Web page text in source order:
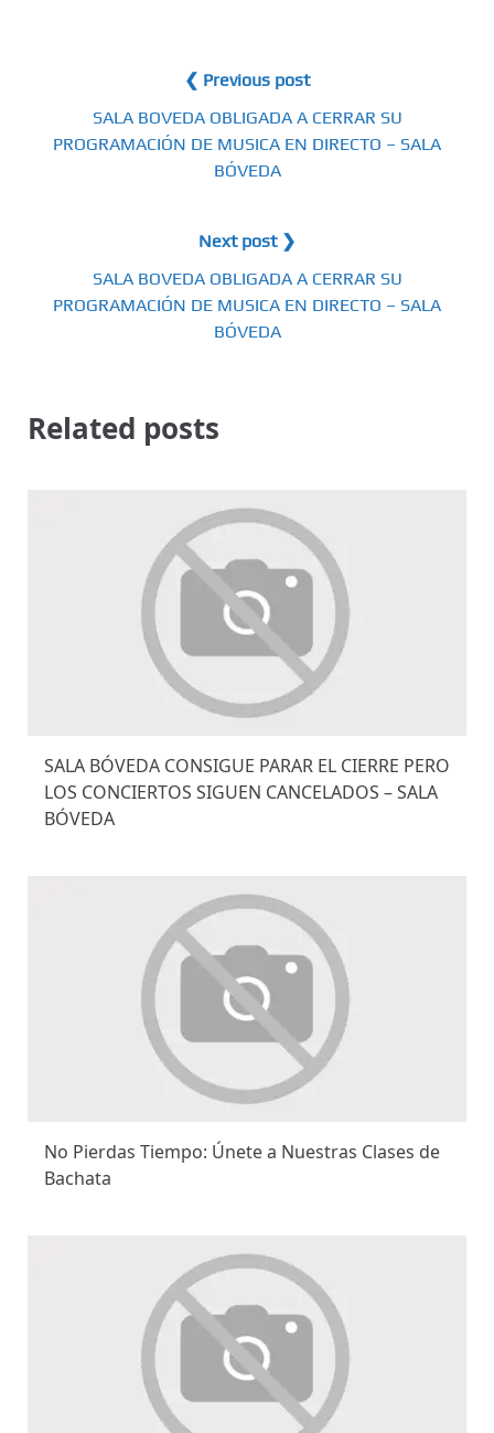
❮ Previous post
SALA BOVEDA OBLIGADA A CERRAR SU
PROGRAMACIÓN DE MUSICA EN DIRECTO – SALA
BÓVEDA
Next post ❯
SALA BOVEDA OBLIGADA A CERRAR SU
PROGRAMACIÓN DE MUSICA EN DIRECTO – SALA
BÓVEDA
Related posts
SALA BÓVEDA CONSIGUE PARAR EL CIERRE PERO
LOS CONCIERTOS SIGUEN CANCELADOS – SALA
BÓVEDA
No Pierdas Tiempo: Únete a Nuestras Clases de
Bachata